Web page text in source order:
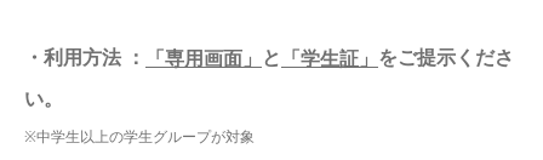
・利用方法 ： 「専用画面」 と 「学生証」 をご提示くださ
い。
※中学生以上の学生グループが対象